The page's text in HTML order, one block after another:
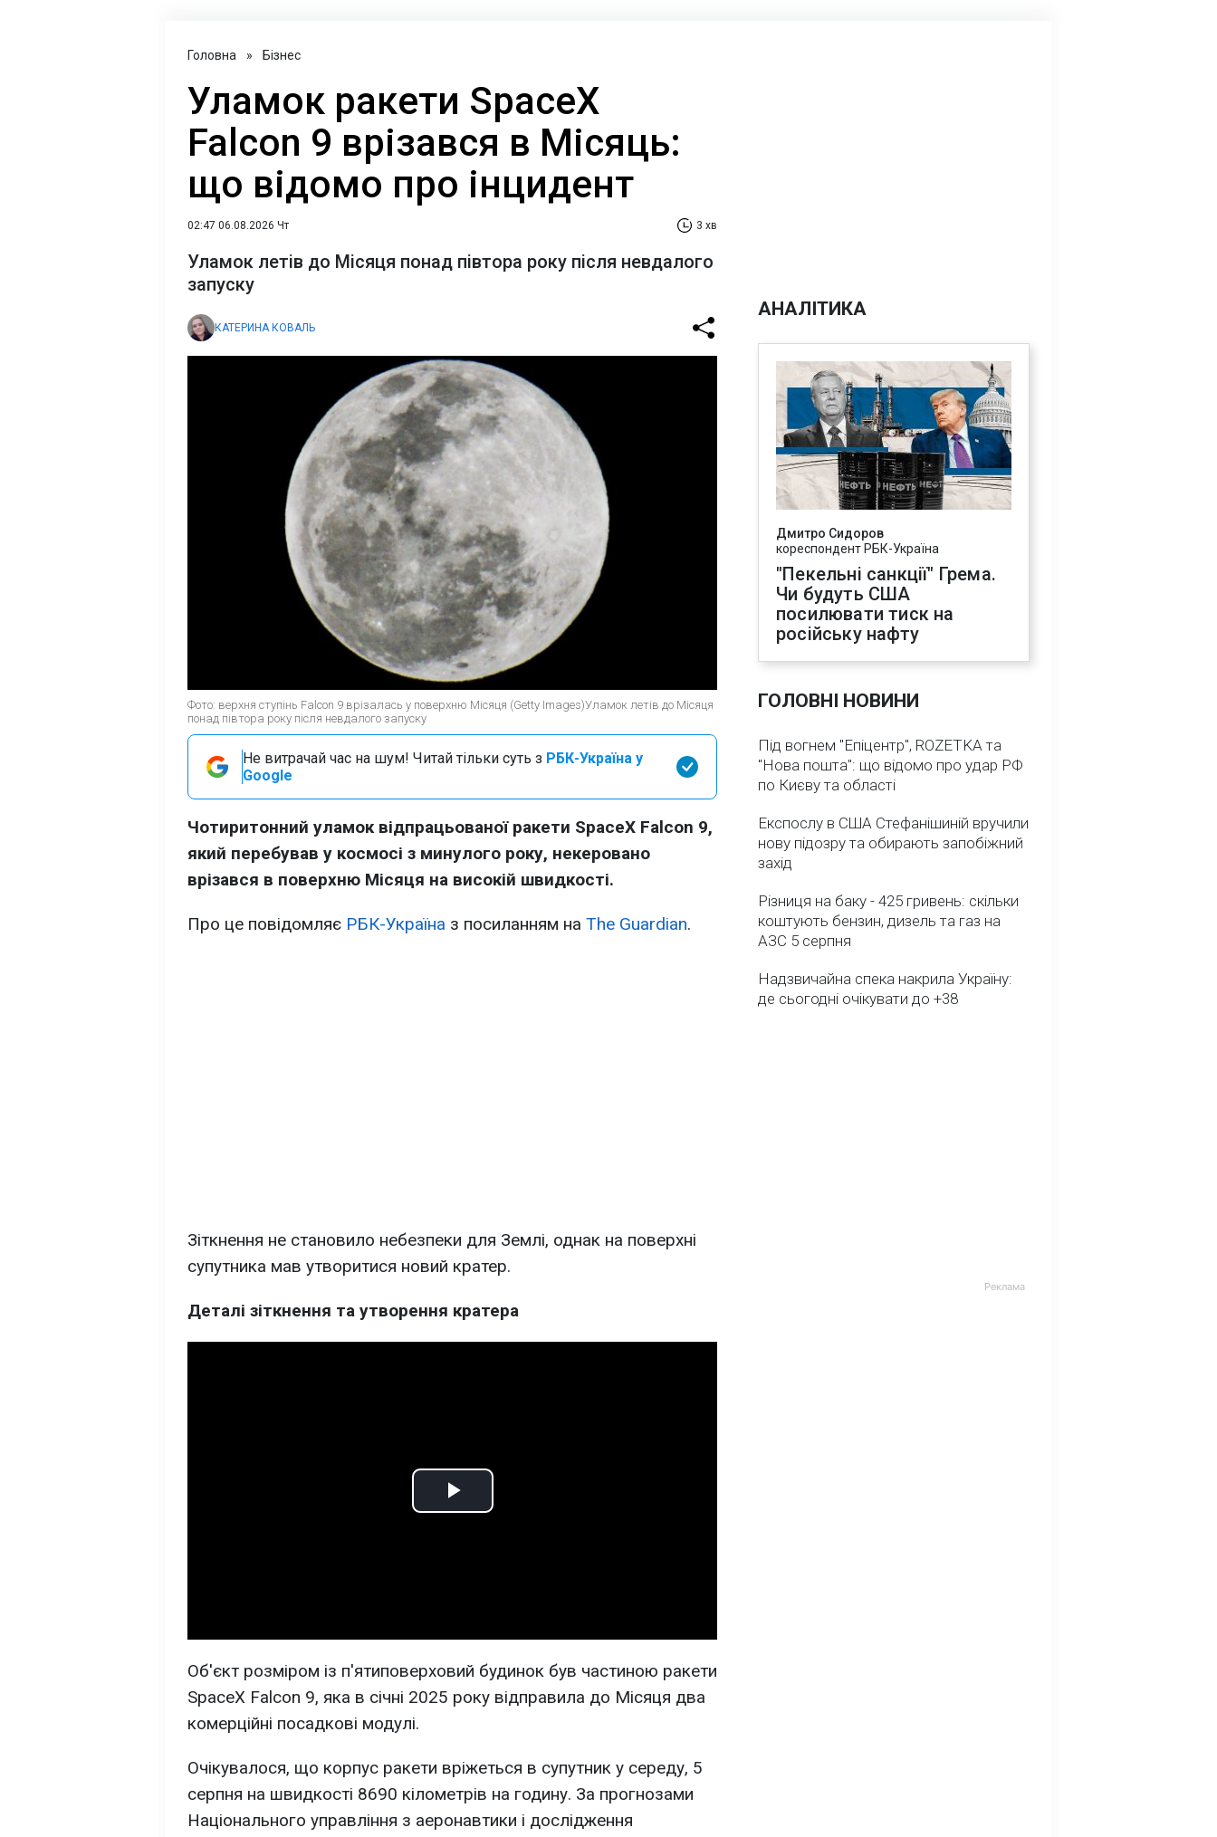
Головна » Бізнес
Уламок ракети SpaceX
Falcon 9 врізався в Місяць:
що відомо про інцидент
02:47 06.08.2026 Чт 3 хв
Уламок летів до Місяця понад півтора року після невдалого
запуску
КАТЕРИНА КОВАЛЬ
Фото: верхня ступінь Falcon 9 врізалась у поверхню Місяця (Getty Images)Уламок летів до Місяця
понад півтора року після невдалого запуску
Не витрачай час на шум! Читай тільки суть з РБК-Україна у
Google
Чотиритонний уламок відпрацьованої ракети SpaceX Falcon 9,
який перебував у космосі з минулого року, некеровано
врізався в поверхню Місяця на високій швидкості.
Про це повідомляє РБК-Україна з посиланням на The Guardian.
Зіткнення не становило небезпеки для Землі, однак на поверхні
супутника мав утворитися новий кратер.
Деталі зіткнення та утворення кратера
Play
Об'єкт розміром із п'ятиповерховий будинок був частиною ракети
SpaceX Falcon 9, яка в січні 2025 року відправила до Місяця два
комерційні посадкові модулі.
Очікувалося, що корпус ракети вріжеться в супутник у середу, 5
серпня на швидкості 8690 кілометрів на годину. За прогнозами
Національного управління з аеронавтики і дослідження
АНАЛІТИКА
Дмитро Сидоров
кореспондент РБК-Україна
"Пекельні санкції" Грема.
Чи будуть США
посилювати тиск на
російську нафту
ГОЛОВНІ НОВИНИ
Під вогнем "Епіцентр", ROZETKA та
"Нова пошта": що відомо про удар РФ
по Києву та області
Експослу в США Стефанішиній вручили
нову підозру та обирають запобіжний
захід
Різниця на баку - 425 гривень: скільки
коштують бензин, дизель та газ на
АЗС 5 серпня
Надзвичайна спека накрила Україну:
де сьогодні очікувати до +38